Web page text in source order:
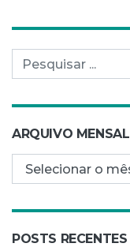
Pesquisar por:
ARQUIVO MENSAL
Arquivo mensal
POSTS RECENTES